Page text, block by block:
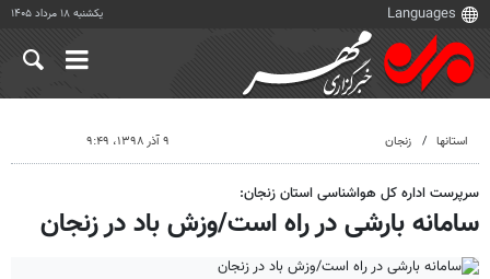
یکشنبه ۱۸ مرداد ۱۴۰۵
استانها زنجان ۹ آذر ۱۳۹۸، ۹:۴۹
سرپرست اداره کل هواشناسی استان زنجان:
سامانه بارشی در راه است/وزش باد در زنجان